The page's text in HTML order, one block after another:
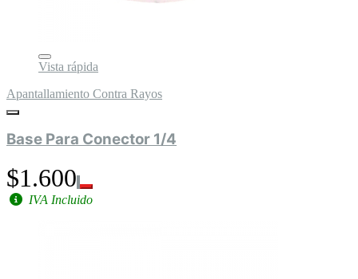
Vista rápida
Apantallamiento Contra Rayos
Base Para Conector 1/4
$1.600
IVA Incluido